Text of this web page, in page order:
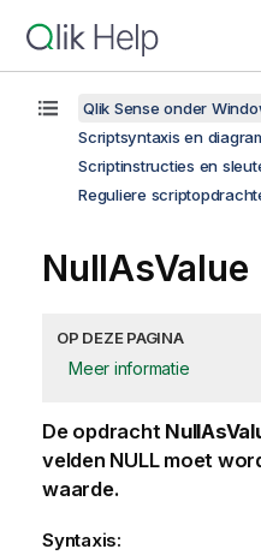
Qlik Sense onder
Scriptsyntaxis en
Scriptinstructies en
Reguliere
NullAsValue
OP DEZE PAGINA
Meer informatie
De opdracht
velden NULLmoet
waarde.
Syntaxis: